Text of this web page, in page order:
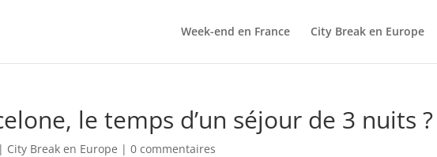
Week-end en France City Break en Europe
le temps d’un séjour de 3 nuits ?
| City Break en Europe |0 commentaires